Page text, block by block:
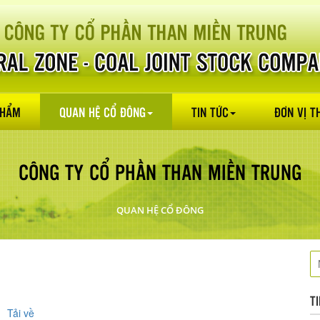
QUAN HỆ CỔ ĐÔNG TIN TỨC ĐƠN VỊ
CÔNG TY CỔ PHẦN THAN MIỀN TRUNG
QUAN HỆ CỔ ĐÔNG
Tải về